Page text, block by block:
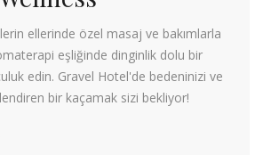
ellerinde özel masaj ve bakımlarla
eşliğinde dinginlik dolu bir
edin. Gravel Hotel'de bedeninizi ve
bir kaçamak sizi bekliyor!